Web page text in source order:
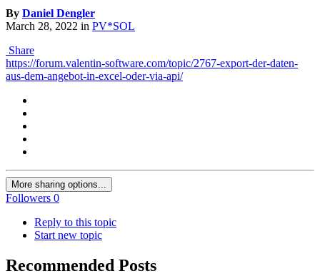
By Daniel Dengler
March 28, 2022 in PV*SOL
Share
https://forum.valentin-software.com/topic/2767-export-der-daten-
aus-dem-angebot-in-excel-oder-via-api/
More sharing options...
Followers 0
Reply to this topic
Start new topic
Recommended Posts